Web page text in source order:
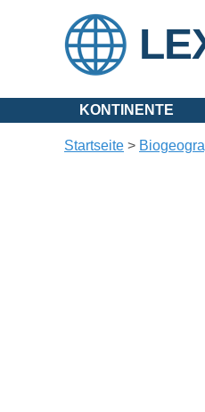
KONTINENTE
Startseite >